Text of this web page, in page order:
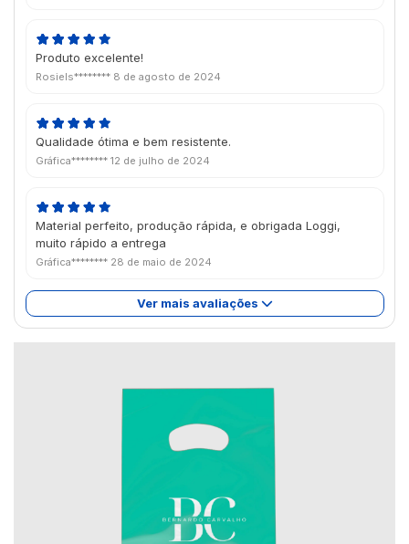
Produto excelente!
Rosiels******** 8 de agosto de 2024
Qualidade ótima e bem resistente.
Gráfica******** 12 de julho de 2024
Material perfeito, produção rápida, e obrigada Loggi,
muito rápido a entrega
Gráfica******** 28 de maio de 2024
Ver mais avaliações